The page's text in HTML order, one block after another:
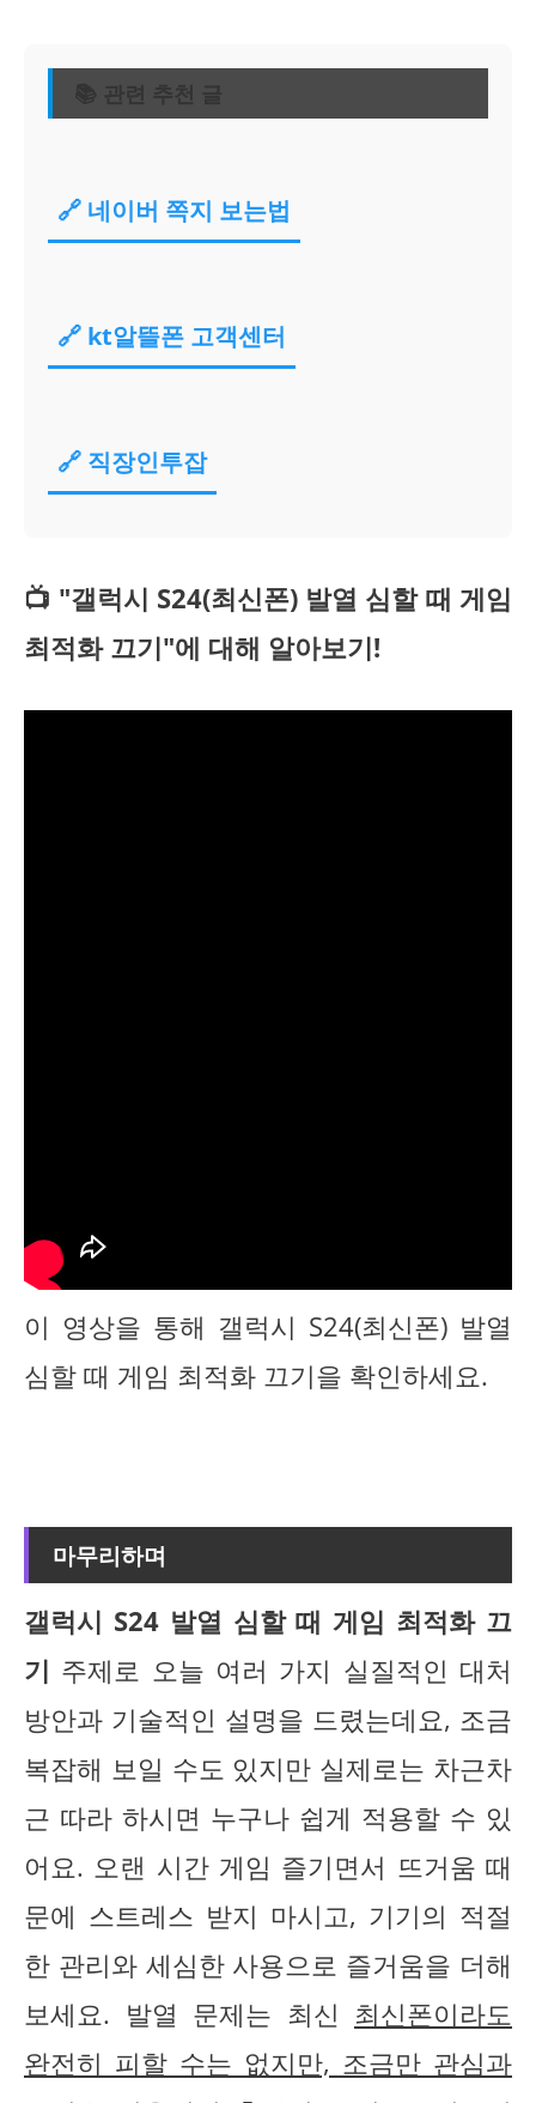
📚 관련 추천 글
🔗 네이버 쪽지 보는법
🔗 kt알뜰폰 고객센터
🔗 직장인투잡
📺 "갤럭시 S24(최신폰) 발열 심할 때 게임
최적화 끄기"에 대해 알아보기!
이 영상을 통해 갤럭시 S24(최신폰) 발열
심할 때 게임 최적화 끄기을 확인하세요.
마무리하며
갤럭시 S24 발열 심할 때 게임 최적화 끄
기 주제로 오늘 여러 가지 실질적인 대처
방안과 기술적인 설명을 드렸는데요, 조금
복잡해 보일 수도 있지만 실제로는 차근차
근 따라 하시면 누구나 쉽게 적용할 수 있
어요. 오랜 시간 게임 즐기면서 뜨거움 때
문에 스트레스 받지 마시고, 기기의 적절
한 관리와 세심한 사용으로 즐거움을 더해
보세요. 발열 문제는 최신 최신폰이라도
완전히 피할 수는 없지만, 조금만 관심과